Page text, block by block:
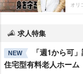
オリ
求人特集
NEW
「週1から可
住宅型有料老人ホーム